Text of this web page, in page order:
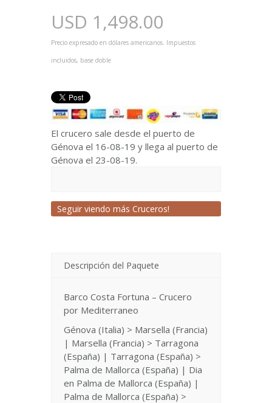
USD 1,498.00
Precio expresado en dólares americanos. Impuestos
incluidos, base doble
El crucero sale desde el puerto de
Génova el 16-08-19 y llega al puerto de
Génova el 23-08-19.
Seguir viendo más Cruceros!
Descripción del Paquete
Barco Costa Fortuna – Crucero
por Mediterraneo
Génova (Italia) > Marsella (Francia)
| Marsella (Francia) > Tarragona
(España) | Tarragona (España) >
Palma de Mallorca (España) | Dia
en Palma de Mallorca (España) |
Palma de Mallorca (España) >